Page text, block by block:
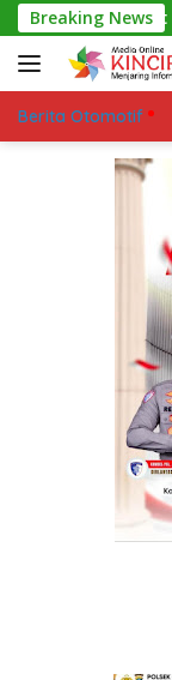
Skip
to
content
Breaking News
Paket kepada
Berita Otomotif